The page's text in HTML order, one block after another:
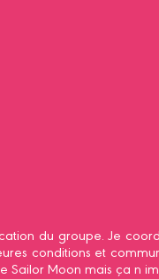
du groupe. Je
conditions et
Moon mais ça n